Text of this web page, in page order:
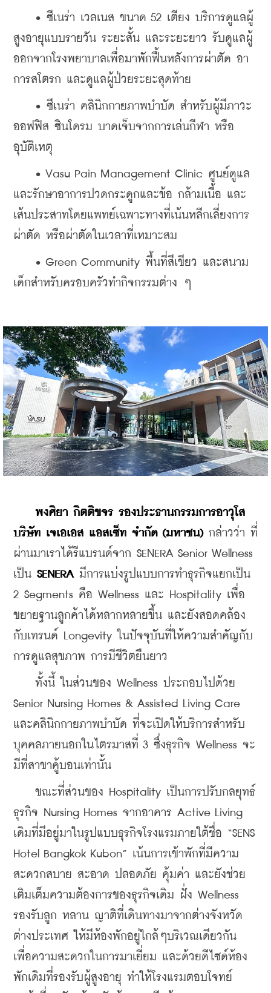
• ซีเนร่า เวลเนส ขนาด 52 เตียง บริการดูแลผู้
สูงอายุแบบรายวัน ระยะสั้น และระยะยาว รับดูแลผู้
ออกจากโรงพยาบาลเพื่อมาพักฟื้นหลังการผ่าตัด อา
การสโตรก และดูแลผู้ป่วยระยะสุดท้าย
• ซีเนร่า คลินิกกายภาพบำบัด สำหรับผู้มีภาวะ
ออฟฟิส ซินโดรม บาดเจ็บจากการเล่นกีฬา หรือ
อุบัติเหตุ
• Vasu Pain Management Clinic ศูนย์ดูแล
และรักษาอาการปวดกระดูกและข้อ กล้ามเนื้อ และ
เส้นประสาทโดยแพทย์เฉพาะทางที่เน้นหลีกเลี่ยงการ
ผ่าตัด หรือผ่าตัดในเวลาที่เหมาะสม
• Green Community พื้นที่สีเขียว และสนาม
เด็กสำหรับครอบครัวทำกิจกรรมต่าง ๆ
พงศิยา กิตติขจร รองประธานกรรมการอาวุโส
บริษัท เจเอเอส แอสเซ็ท จำกัด (มหาชน) กล่าวว่า ที่
ผ่านมาเราได้รีแบรนด์จาก SENERA Senior Wellness
เป็น SENERA มีการแบ่งรูปแบบการทำธุรกิจแยกเป็น
2 Segments คือ Wellness และ Hospitality เพื่อ
ขยายฐานลูกค้าได้หลากหลายขึ้น และยังสอดคล้อง
กับเทรนด์ Longevity ในปัจจุบันที่ให้ความสำคัญกับ
การดูแลสุขภาพ การมีชีวิตยืนยาว
ทั้งนี้ ในส่วนของ Wellness ประกอบไปด้วย
Senior Nursing Homes & Assisted Living Care
และคลินิกกายภาพบำบัด ที่จะเปิดให้บริการสำหรับ
บุคคลภายนอกในไตรมาสที่ 3 ซึ่งธุรกิจ Wellness จะ
มีที่สาขาคู้บอนเท่านั้น
ขณะที่ส่วนของ Hospitality เป็นการปรับกลยุทธ์
ธุรกิจ Nursing Homes จากอาคาร Active Living
เดิมที่มีอยู่มาในรูปแบบธุรกิจโรงแรมภายใต้ชื่อ “SENS
Hotel Bangkok Kubon” เน้นการเข้าพักที่มีความ
สะดวกสบาย สะอาด ปลอดภัย คุ้มค่า และยังช่วย
เติมเต็มความต้องการของธุรกิจเดิม ฝั่ง Wellness
รองรับลูก หลาน ญาติที่เดินทางมาจากต่างจังหวัด
ต่างประเทศ ให้มีห้องพักอยู่ใกล้ๆบริเวณเดียวกัน
เพื่อความสะดวกในการมาเยี่ยม และด้วยดีไซด์ห้อง
พักเดิมที่รองรับผู้สูงอายุ ทำให้โรงแรมตอบโจทย์